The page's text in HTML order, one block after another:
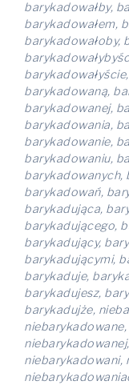
barykadowałby,
barykadowałem,
barykadowałoby,
barykadowaną,
barykadowanej,
barykadowania,
barykadowanie,
barykadowaniu,
barykadowanych,
barykadowań,
barykadująca,
barykadującego,
barykadujący,
barykadującymi,
barykaduje,
barykadujesz,
barykadujże,
niebarykadowani,